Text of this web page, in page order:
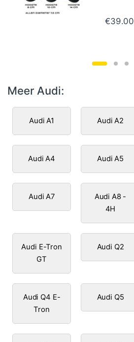
€39.00
Meer Audi:
Audi A1 Audi A2
Audi A4 Audi A5
Audi A7
Audi A8 -
4H
Audi E-Tron
GT
Audi Q2
Audi Q4 E-
Tron
Audi Q5